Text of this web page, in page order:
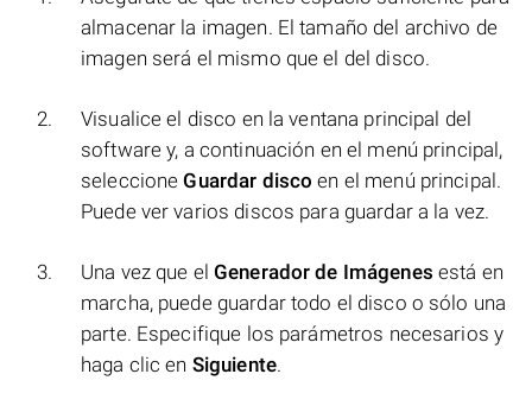
almacenar la imagen. El tamaño del archivo de
imagen será el mismo que el del disco.
Visualice el disco en la ventana principal del
software y, a continuación en el menú principal,
seleccioneGuardar disco en el menú principal.
Puede ver varios discos para guardar a la vez.
Una vez que el Generador de Imágenes está en
marcha, puede guardar todo el disco o sólo una
parte. Especifique los parámetros necesarios y
haga clic en Siguiente.